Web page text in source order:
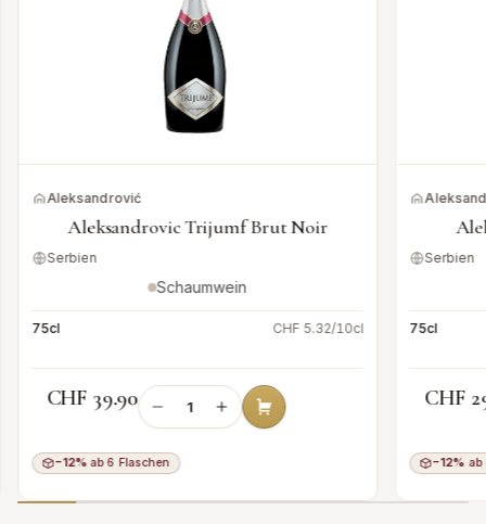
Aleksandrović
Aleksandrovic Trijumf Brut Noir
Serbien
Schaumwein
75cl CHF 5.32/10cl
CHF 39.90
−12%ab 6 Flaschen
Serbien
75cl
CHF
−12% ab